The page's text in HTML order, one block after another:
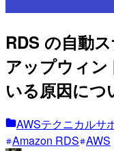
RDS の自動
アップウィン
いる原因につ
AWSテクニカルサ
Amazon RDS AWS